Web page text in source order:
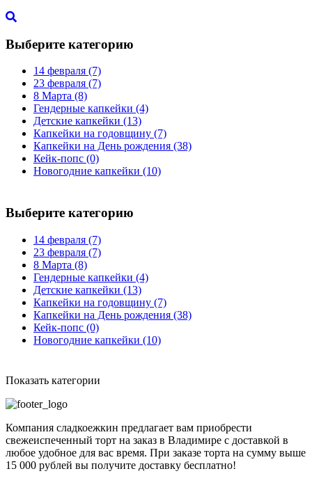
Выберите категорию
14 февраля (7)
23 февраля (7)
8 Марта (8)
Гендерные капкейки (4)
Детские капкейки (13)
Капкейки на годовщину (7)
Капкейки на День рождения (38)
Кейк-попс (0)
Новогодние капкейки (10)
Выберите категорию
14 февраля (7)
23 февраля (7)
8 Марта (8)
Гендерные капкейки (4)
Детские капкейки (13)
Капкейки на годовщину (7)
Капкейки на День рождения (38)
Кейк-попс (0)
Новогодние капкейки (10)
Показать категории
Компания сладкоежкин предлагает вам приобрести
свежеиспеченный торт на заказ в Владимире с доставкой в
любое удобное для вас время. При заказе торта на сумму выше
15 000 рублей вы получите доставку бесплатно!